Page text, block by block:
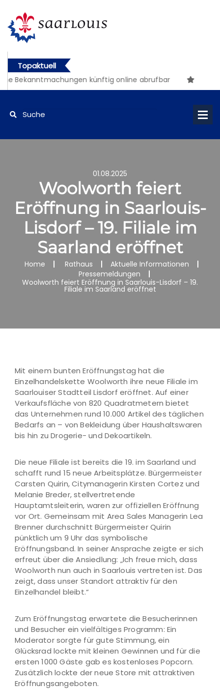
Topaktuell
Bekanntmachungen künftig online abrufbar
01.08.2025
Woolworth feiert
Eröffnung in Saarlouis-
Lisdorf – 19. Filiale im
Saarland eröffnet
Home Rathaus
Aktuelle Informationen
Pressemeldungen
Woolworth feiert Eröffnung in Saarlouis-Lisdorf – 19.
Filiale im Saarland eröffnet
Mit einem bunten Eröffnungstag hat die
Einzelhandelskette Woolworth ihre neue Filiale im
Saarlouiser Stadtteil Lisdorf eröffnet. Auf einer
Verkaufsfläche von 820 Quadratmetern bietet
das Unternehmen rund 10.000 Artikel des täglichen
Bedarfs an – von Bekleidung über Haushaltswaren
bis hin zu Drogerie- und Dekoartikeln.
Die neue Filiale ist bereits die 19. im Saarland und
schafft rund 15 neue Arbeitsplätze. Bürgermeister
Carsten Quirin, Citymanagerin Kirsten Cortez und
Melanie Breder, stellvertretende
Hauptamtsleiterin, waren zur offiziellen Eröffnung
vor Ort. Gemeinsam mit Area Sales Managerin Lea
Brenner durchschnitt Bürgermeister Quirin
pünktlich um 9 Uhr das symbolische
Eröffnungsband. In seiner Ansprache zeigte er sich
erfreut über die Ansiedlung: „Ich freue mich, dass
Woolworth nun auch in Saarlouis vertreten ist. Das
zeigt, dass unser Standort attraktiv für den
Einzelhandel bleibt.“
Zum Eröffnungstag erwartete die Besucherinnen
und Besucher ein vielfältiges Programm: Ein
Moderator sorgte für gute Stimmung, ein
Glücksrad lockte mit kleinen Gewinnen und für die
ersten 1000 Gäste gab es kostenloses Popcorn.
Zusätzlich lockte der neue Store mit attraktiven
Eröffnungsangeboten.